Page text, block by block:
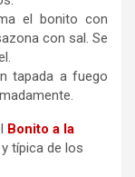
el bonito con
con sal. Se
tapada a fuego
Bonito a la
típica de los